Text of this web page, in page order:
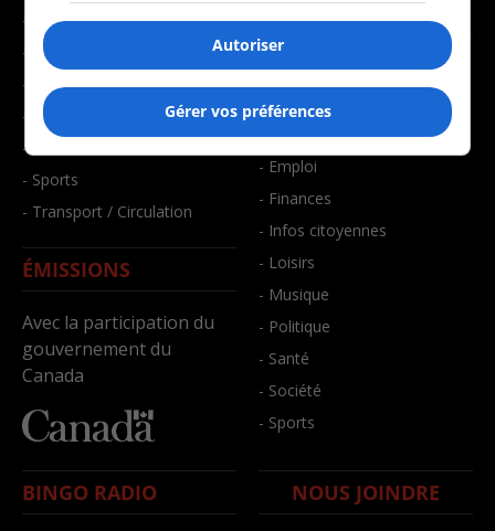
- Économie
- Éducation
- Environnement
- Faits divers
- Santé et bien-être
- Sports
- Transport / Circulation
ÉMISSIONS
Avec la participation du
gouvernement du
Canada
- Affaires
- Art de vivre
- Bien-être
- Emploi
- Finances
- Infos citoyennes
- Loisirs
- Musique
- Politique
- Santé
- Société
- Sports
BINGO RADIO NOUS JOINDRE
Autoriser
Gérer vos préférences